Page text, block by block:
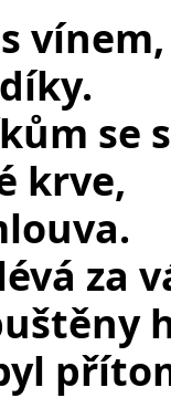
vínem,
se
krve,
za